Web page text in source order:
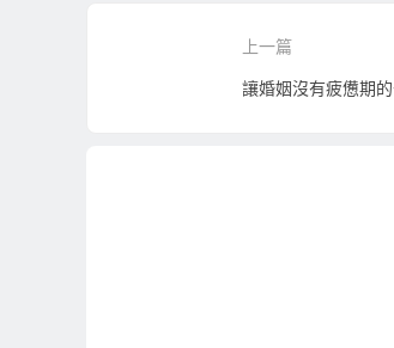
上一篇
讓婚姻沒有疲憊期